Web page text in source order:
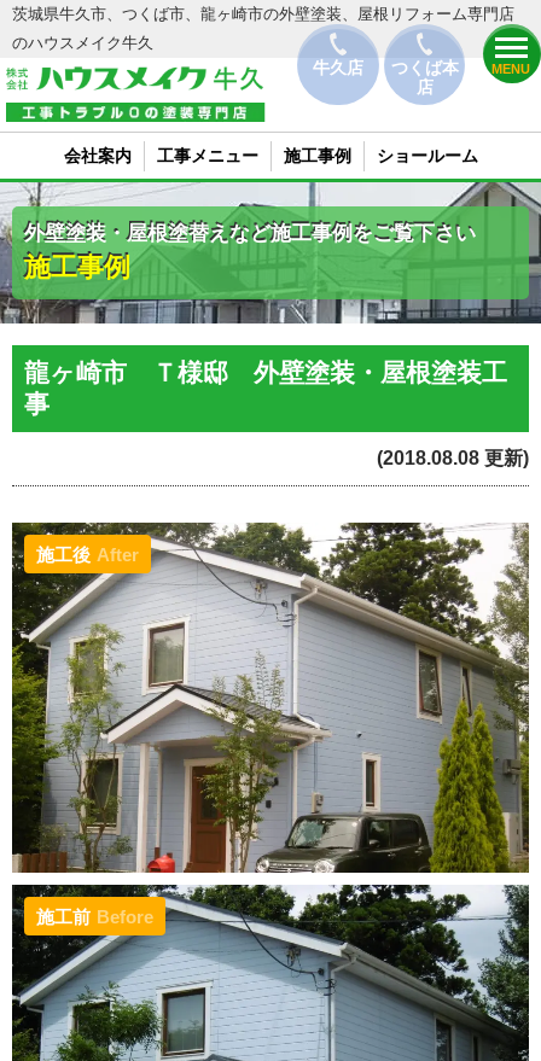
牛久店
つくば本
店
MENU
茨城県牛久市、つくば市、龍ヶ崎市の外壁塗装、屋根リフォーム専門店
のハウスメイク牛久
会社案内 工事メニュー 施工事例 ショールーム
外壁塗装・屋根塗替えなど施工事例をご覧下さい
施工事例
龍ヶ崎市 Ｔ様邸 外壁塗装・屋根塗装工
事
(2018.08.08 更新)
施工後 After
施工前 Before